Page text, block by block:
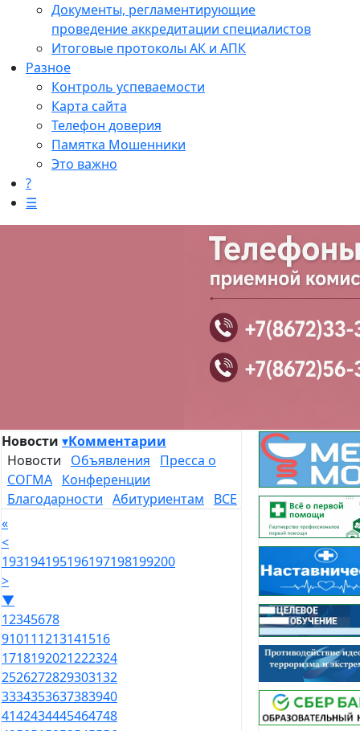
Документы, регламентирующие
проведение аккредитации специалистов
Итоговые протоколы АК и АПК
Разное
Контроль успеваемости
Карта сайта
Телефон доверия
Памятка Мошенники
Это важно
?
☰
Новости ▾Комментарии
Новости Объявления
Пресса о
СОГМА Конференции
Благодарности Абитуриентам
ВСЕ
«
<
193194195196197198199200
>
▼
12345678
910111213141516
1718192021222324
2526272829303132
3334353637383940
4142434445464748